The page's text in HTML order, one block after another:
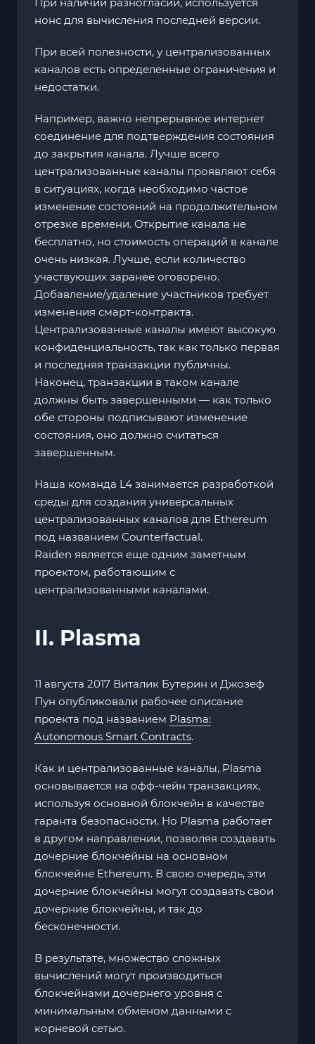
нонс для вычисления последней версии.
При всей полезности, у централизованных
каналов есть определенные ограничения и
недостатки.
Например, важно непрерывное интернет
соединение для подтверждения состояния
до закрытия канала. Лучше всего
централизованные каналы проявляют себя
в ситуациях, когда необходимо частое
изменение состояний на продолжительном
отрезке времени. Открытие канала не
бесплатно, но стоимость операций в канале
очень низкая. Лучше, если количество
участвующих заранее оговорено.
Добавление/удаление участников требует
изменения смарт-контракта.
Централизованные каналы имеют высокую
конфиденциальность, так как только первая
и последняя транзакции публичны.
Наконец, транзакции в таком канале
должны быть завершенными — как только
обе стороны подписывают изменение
состояния, оно должно считаться
завершенным.
Наша команда L4 занимается разработкой
среды для создания универсальных
централизованных каналов для Ethereum
под названием Counterfactual.
Raiden является еще одним заметным
проектом, работающим с
централизованными каналами.
II. Plasma
11 августа 2017 Виталик Бутерин и Джозеф
Пун опубликовали рабочее описание
проекта под названием Plasma:
Autonomous Smart Contracts.
Как и централизованные каналы, Plasma
основывается на офф-чейн транзакциях,
используя основной блокчейн в качестве
гаранта безопасности. Но Plasma работает
в другом направлении, позволяя создавать
дочерние блокчейны на основном
блокчейне Ethereum. В свою очередь, эти
дочерние блокчейны могут создавать свои
дочерние блокчейны, и так до
бесконечности.
В результате, множество сложных
вычислений могут производиться
блокчейнами дочернего уровня с
минимальным обменом данными с
корневой сетью.